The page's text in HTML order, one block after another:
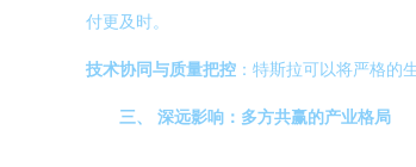
付更及时。
技术协同与质量把控 ：特斯拉可以将严格的
三、 深远影响：多方共赢的产业格局